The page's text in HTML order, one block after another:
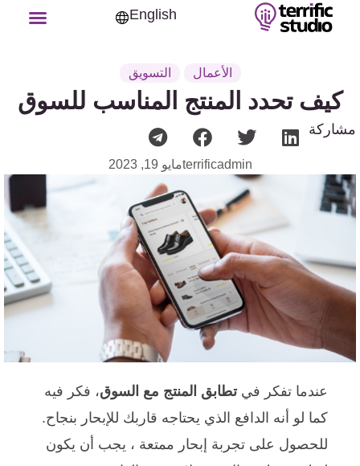
English
الأعمال التسويق
كيف تحدد المنتج المناسب للسوق
مشاركة
terrificadminمايو 19, 2023
عندما تفكر فيتطابق المنتج مع السوق، فكر فيه
كما لو أنه الدافع الذي يحتاجه قاربك للإبحار بنجاح.
للحصول على تجربة إبحار ممتعة ، يجب أن يكون